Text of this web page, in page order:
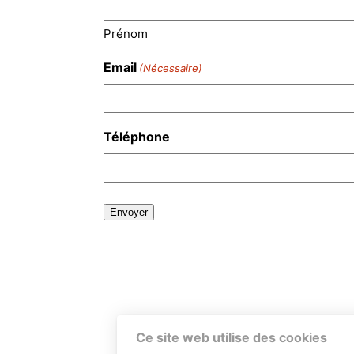
Prénom
Email (Nécessaire)
Téléphone
Ce site web utilise des cookies